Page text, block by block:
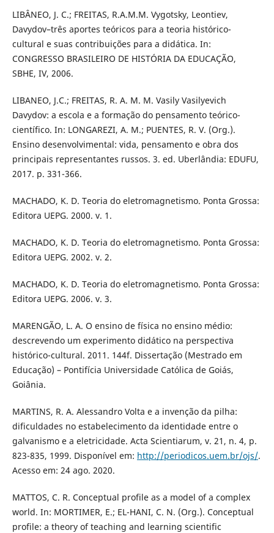
LIBÂNEO, J. C.; FREITAS, R.A.M.M. Vygotsky, Leontiev,
Davydov–três aportes teóricos para a teoria histórico-
cultural e suas contribuições para a didática. In:
CONGRESSO BRASILEIRO DE HISTÓRIA DA EDUCAÇÃO,
SBHE, IV, 2006.
LIBANEO, J.C.; FREITAS, R. A. M. M. Vasily Vasilyevich
Davydov: a escola e a formação do pensamento teórico-
científico. In: LONGAREZI, A. M.; PUENTES, R. V. (Org.).
Ensino desenvolvimental: vida, pensamento e obra dos
principais representantes russos. 3. ed. Uberlândia: EDUFU,
2017. p. 331-366.
MACHADO, K. D. Teoria do eletromagnetismo. Ponta Grossa:
Editora UEPG. 2000. v. 1.
MACHADO, K. D. Teoria do eletromagnetismo. Ponta Grossa:
Editora UEPG. 2002. v. 2.
MACHADO, K. D. Teoria do eletromagnetismo. Ponta Grossa:
Editora UEPG. 2006. v. 3.
MARENGÃO, L. A. O ensino de física no ensino médio:
descrevendo um experimento didático na perspectiva
histórico-cultural. 2011. 144f. Dissertação (Mestrado em
Educação) – Pontifícia Universidade Católica de Goiás,
Goiânia.
MARTINS, R. A. Alessandro Volta e a invenção da pilha:
dificuldades no estabelecimento da identidade entre o
galvanismo e a eletricidade. Acta Scientiarum, v. 21, n. 4, p.
823-835, 1999. Disponível em: http://periodicos.uem.br/ojs/.
Acesso em: 24 ago. 2020.
MATTOS, C. R. Conceptual profile as a model of a complex
world. In: MORTIMER, E.; EL-HANI, C. N. (Org.). Conceptual
profile: a theory of teaching and learning scientific